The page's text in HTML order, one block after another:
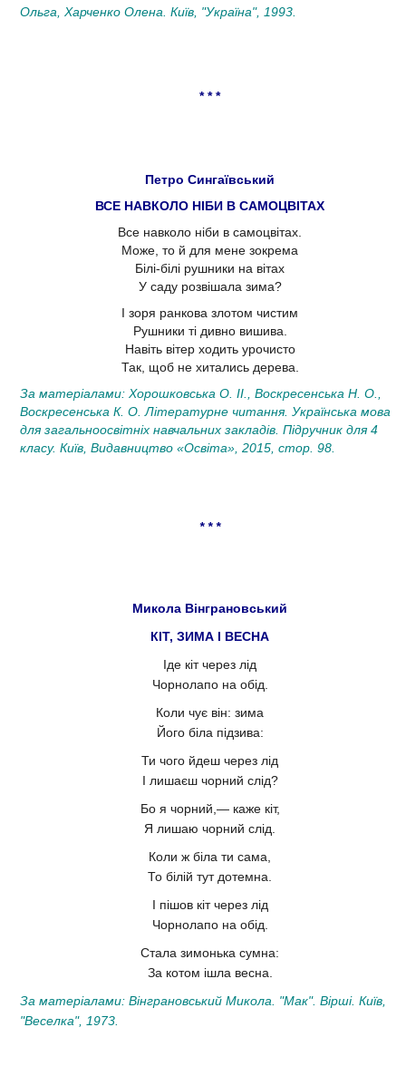
Ольга, Харченко Олена. Київ, "Україна", 1993.
* * *
Петро Сингаївський
ВСЕ НАВКОЛО НІБИ В САМОЦВІТАХ
Все навколо ніби в самоцвітах.
Може, то й для мене зокрема
Білі-білі рушники на вітах
У саду розвішала зима?
І зоря ранкова злотом чистим
Рушники ті дивно вишива.
Навіть вітер ходить урочисто
Так, щоб не хитались дерева.
За матеріалами: Хорошковська О. II., Воскресенська Н. О.,
Воскресенська К. О. Літературне читання. Українська мова
для загальноосвітніх навчальних закладів. Підручник для 4
класу. Київ, Видавництво «Освіта», 2015, стор. 98.
* * *
Микола Вінграновський
КІТ, ЗИМА І ВЕСНА
Іде кіт через лід
Чорнолапо на обід.
Коли чує він: зима
Його біла підзива:
Ти чого йдеш через лід
І лишаєш чорний слід?
Бо я чорний,— каже кіт,
Я лишаю чорний слід.
Коли ж біла ти сама,
То білій тут дотемна.
І пішов кіт через лід
Чорнолапо на обід.
Стала зимонька сумна:
За котом ішла весна.
За матеріалами: Вінграновський Микола. "Мак". Вірші. Київ,
"Веселка", 1973.